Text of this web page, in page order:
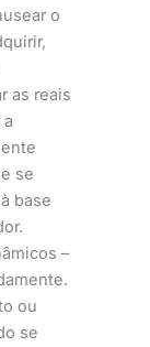
o
as reais
se
base
–
ou
se